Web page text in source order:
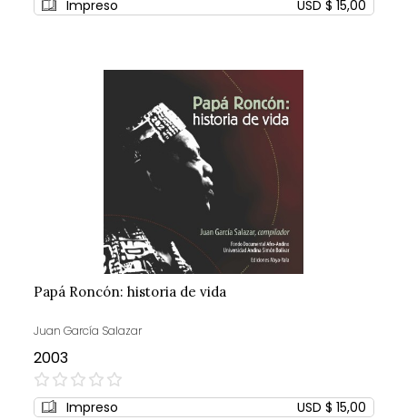
Impreso USD $ 15,00
Papá Roncón: historia de vida
Juan García Salazar
2003
0%
Impreso USD $ 15,00